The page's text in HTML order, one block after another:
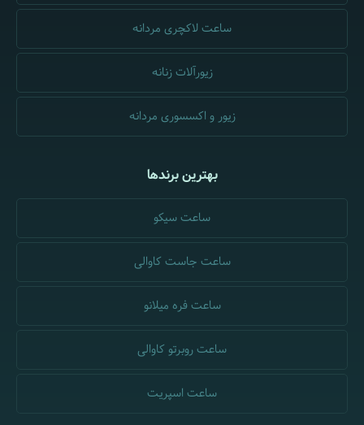
ساعت لاکچری مردانه
زیورآلات زنانه
زیور و اکسسوری مردانه
بهترین برندها
ساعت سیکو
ساعت جاست کاوالی
ساعت فره میلانو
ساعت روبرتو کاوالی
ساعت اسپریت